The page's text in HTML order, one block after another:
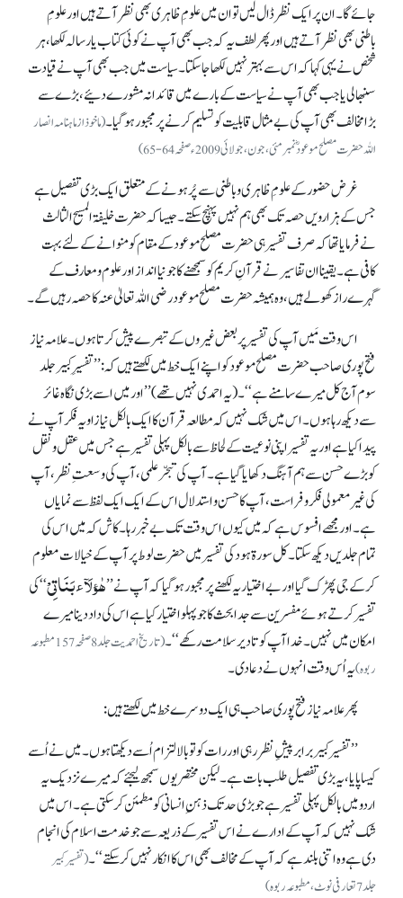
جائے گا۔ ان پر ایک نظر ڈال لیں تو ان میں علومِ ظاہری بھی نظر آتے ہیں اور علومِ
باطنی بھی نظر آتے ہیں اور پھر لطف یہ کہ جب بھی آپ نے کوئی کتاب یا رسالہ لکھا، ہر
شخص نے یہی کہا کہ اس سے بہتر نہیں لکھا جا سکتا۔ سیاست میں جب بھی آپ نے قیادت
سنبھالی یا جب بھی آپ نے سیاست کے بارے میں قائدانہ مشورے دئیے، بڑے سے
بڑا مخالف بھی آپ کی بے مثال قابلیت کو تسلیم کرنے پر مجبور ہو گیا۔(ماخوذ از ماہنامہ انصار
اللہ حضرت مصلح موعود ؓ نمبرمئی، جون، جولائی2009ء صفحہ64-65)
غرض حضور کے علومِ ظاہری و باطنی سے پُر ہونے کے متعلق ایک بڑی تفصیل ہے
جس کے ہزارویں حصہ تک بھی ہم نہیں پہنچ سکتے۔ جیسا کہ حضرت خلیفۃ المسیح الثالث
نے فرمایا تھاکہ صرف تفسیر ہی حضرت مصلح موعود کے مقام کو منوانے کے لئے بہت
کافی ہے۔ یقینا ان تفاسیر نے قرآنِ کریم کو سمجھنے کا جو نیا انداز اور علوم و معارف کے
گہرے راز کھولے ہیں، وہ ہمیشہ حضرت مصلح موعود رضی اللہ تعالیٰ عنہ کا حصہ رہیں گے۔
اس وقت مَیں آپ کی تفسیر پر بعض غیروں کے تبصرے پیش کرتا ہوں۔ علامہ نیاز
فتح پوری صاحب حضرت مصلح موعود کو اپنے ایک خط میں لکھتے ہیں کہ : ’’تفسیرِ کبیر جلد
سوم آج کل میرے سامنے ہے‘‘۔ (یہ احمدی نہیں تھے) ’’اور میں اسے بڑی نگاہ غائر
سے دیکھ رہا ہوں۔ اس میں شک نہیں کہ مطالعہ قرآن کا ایک بالکل نیا زاویہ فکر آپ نے
پیدا کیا ہے اور یہ تفسیر اپنی نوعیت کے لحاظ سے بالکل پہلی تفسیر ہے جس میں عقل و نقل
کو بڑے حسن سے ہم آہنگ دکھایا گیا ہے۔ آپ کی تبحّر علمی، آپ کی وسعتِ نظر، آپ
کی غیر معمولی فکر و فراست، آپ کا حسن و استدلال اس کے ایک ایک لفظ سے نمایاں
ہے۔ اور مجھے افسوس ہے کہ میں کیوں اس وقت تک بے خبر رہا۔ کاش کہ میں اس کی
تمام جلدیں دیکھ سکتا۔ کل سورۃ ہود کی تفسیر میں حضرت لوط پر آپ کے خیالات معلوم
کر کے جی پھڑک گیا اور بے اختیار یہ لکھنے پر مجبور ہو گیا کہ آپ نے ’’ھٰؤلَآء بَنَاتِیْ‘‘ کی
تفسیر کرتے ہوئے مفسرین سے جدا بحث کا جو پہلو اختیار کیا ہے اس کی داد دینا میرے
امکان میں نہیں۔ خدا آپ کو تادیر سلامت رکھے‘‘۔
(تاریخ احمدیت جلد8صفحہ157مطبوعہ
ربوہ)یہ اُس وقت انہوں نے دعا دی۔
پھر علامہ نیاز فتح پوری صاحب ہی ایک دوسرے خط میں لکھتے ہیں :
’’تفسیر کبیر برابر پیشِ نظر رہی اور رات کو تو بالالتزام اُسے دیکھتا ہوں۔ میں نے اُسے
کیسا پایا، یہ بڑی تفصیل طلب بات ہے۔ لیکن مختصر یوں سمجھ لیجئے کہ میرے نزدیک یہ
اردو میں بالکل پہلی تفسیر ہے جو بڑی حد تک ذہنِ انسانی کو مطمئن کر سکتی ہے۔ اس میں
شک نہیں کہ آپ کے ادارے نے اس تفسیر کے ذریعہ سے جو خدمت اسلام کی انجام
دی ہے وہ اتنی بلند ہے کہ آپ کے مخالف بھی اس کا انکار نہیں کر سکتے‘‘۔(تفسیر کبیر
جلد7تعارفی نوٹ، مطبوعہ ربوہ)